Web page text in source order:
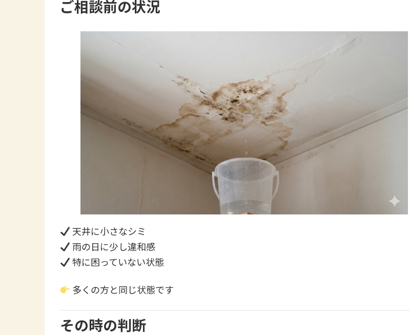
ご相談前の状況
天井に小さなシミ
雨の日に少し違和感
特に困っていない状態
多くの方と同じ状態です
その時の判断